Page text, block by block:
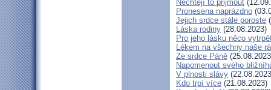
Nechtějí to přijmout
Pronesena naprázdno
Jejich srdce stále poroste
Láska rodiny (28.08.2023)
Pro jeho lásku něco
Lékem na všechny naše
Ze srdce Páně
Napomenout svého
V plnosti slávy
Kdo trpí více (21.08.2023)